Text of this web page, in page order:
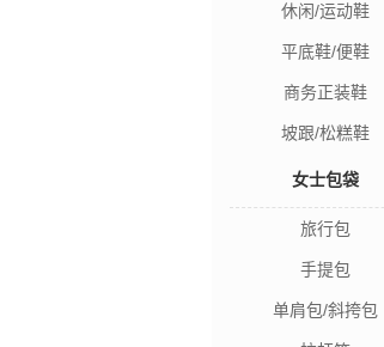
休闲/运动鞋
平底鞋/便鞋
商务正装鞋
坡跟/松糕鞋
女士包袋
旅行包
手提包
单肩包/斜挎包